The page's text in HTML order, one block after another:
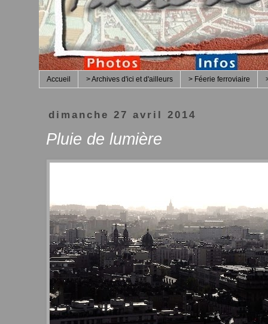
Accueil > Archives d'ici et d'ailleurs > Féerie ferroviaire
dimanche 27 avril 2014
Pluie de lumière